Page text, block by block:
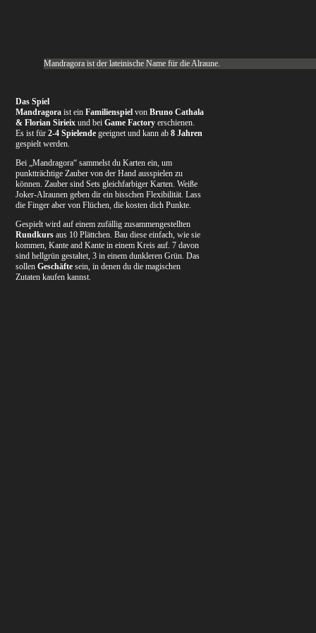
Mandragora ist der lateinische Name für die Alraune.
Das Spiel
Mandragoraist einFamilienspiel vonBruno Cathala
& Florian Sirieix und beiGame Factoryerschienen.
Es ist für2-4 Spielende geeignet und kann ab8 Jahren
gespielt werden.
Bei „Mandragora“ sammelst du Karten ein, um
punktträchtige Zauber von der Hand ausspielen zu
können. Zauber sind Sets gleichfarbiger Karten. Weiße
Joker-Alraunen geben dir ein bisschen Flexibilität. Lass
die Finger aber von Flüchen, die kosten dich Punkte.
Gespielt wird auf einem zufällig zusammengestellten
Rundkurs aus 10 Plättchen. Bau diese einfach, wie sie
kommen, Kante and Kante in einem Kreis auf. 7 davon
sind hellgrün gestaltet, 3 in einem dunkleren Grün. Das
sollenGeschäfte sein, in denen du die magischen
Zutaten kaufen kannst.